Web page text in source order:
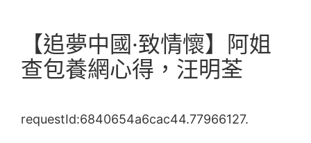
【追夢中國·致情懷】阿姐
查包養網心得，汪明荃
requestId:6840654a6cac44.77966127.